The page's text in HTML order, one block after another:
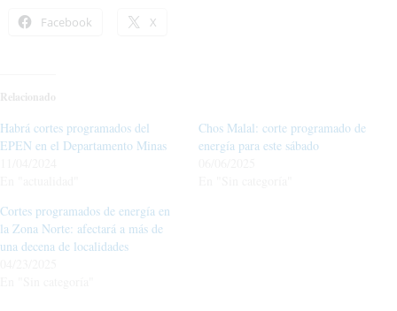
Facebook X
Relacionado
Habrá cortes programados del
EPEN en el Departamento Minas
Chos Malal: corte programado de
energía para este sábado
Cortes programados de energía en
la Zona Norte: afectará a más de
una decena de localidades